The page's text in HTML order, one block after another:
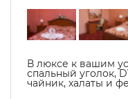
В люксе к вашим
спальный уголок,
чайник, халаты и